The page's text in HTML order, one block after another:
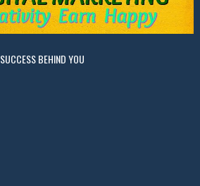
SUCCESS BEHIND YOU